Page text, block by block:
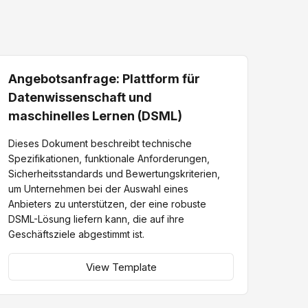
Angebotsanfrage: Plattform für
Datenwissenschaft und
maschinelles Lernen (DSML)
Dieses Dokument beschreibt technische
Spezifikationen, funktionale Anforderungen,
Sicherheitsstandards und Bewertungskriterien,
um Unternehmen bei der Auswahl eines
Anbieters zu unterstützen, der eine robuste
DSML-Lösung liefern kann, die auf ihre
Geschäftsziele abgestimmt ist.
View Template